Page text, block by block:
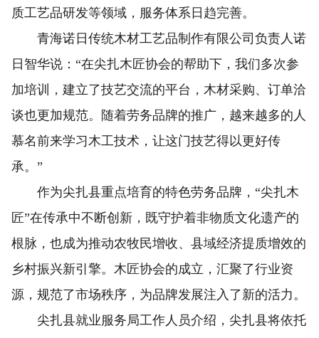
质工艺品研发等领域，服务体系日趋完善。
青海诺日传统木材工艺品制作有限公司负责人诺
日智华说：“在尖扎木匠协会的帮助下，我们多次参
加培训，建立了技艺交流的平台，木材采购、订单洽
谈也更加规范。随着劳务品牌的推广，越来越多的人
慕名前来学习木工技术，让这门技艺得以更好传
承。”
作为尖扎县重点培育的特色劳务品牌，“尖扎木
匠”在传承中不断创新，既守护着非物质文化遗产的
根脉，也成为推动农牧民增收、县域经济提质增效的
乡村振兴新引擎。木匠协会的成立，汇聚了行业资
源，规范了市场秩序，为品牌发展注入了新的活力。
尖扎县就业服务局工作人员介绍，尖扎县将依托